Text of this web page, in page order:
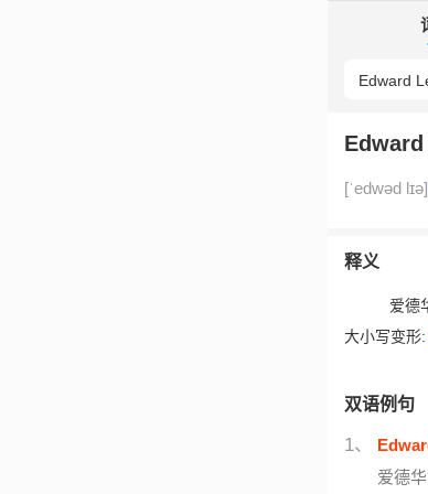
[ˈedwəd lɪə]
释义
爱德
大小写变形:
双语例句
1、
爱德